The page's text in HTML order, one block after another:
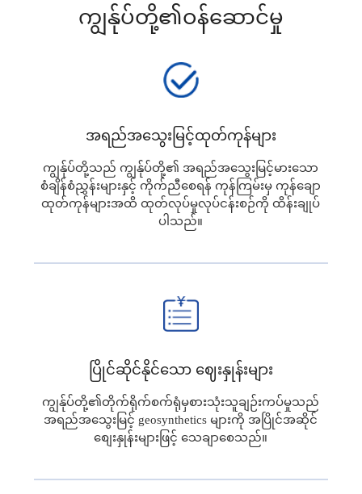
ကျွန်ုပ်တို့၏ဝန်ဆောင်မှု
အရည်အသွေးမြင့်ထုတ်ကုန်များ
ကျွန်ုပ်တို့သည် ကျွန်ုပ်တို့၏ အရည်အသွေးမြင့်မားသော
စံချိန်စံညွှန်းများနှင့် ကိုက်ညီစေရန် ကုန်ကြမ်းမှ ကုန်ချော
ထုတ်ကုန်များအထိ ထုတ်လုပ်မှုလုပ်ငန်းစဉ်ကို ထိန်းချုပ်
ပါသည်။
ပြိုင်ဆိုင်နိုင်သော ဈေးနှုန်းများ
ကျွန်ုပ်တို့၏တိုက်ရိုက်စက်ရုံမှစားသုံးသူချဉ်းကပ်မှုသည်
အရည်အသွေးမြင့် geosynthetics များကို အပြိုင်အဆိုင်
စျေးနှုန်းများဖြင့် သေချာစေသည်။